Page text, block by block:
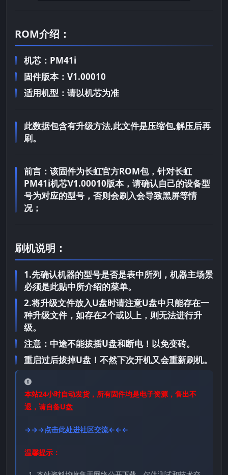
ROM介绍：
机芯：PM41i
固件版本：V1.00010
适用机型：请以机芯为准
此数据包含有升级方法,此文件是压缩包,解压后再
刷。
前言： 该固件为长虹官方ROM包，针对长虹
PM41i机芯V1.00010版本，请确认自己的设备型
号为对应的型号，否则会刷入会导致黑屏等情
况；
刷机说明：
1.先确认机器的型号是否是表中所列，机器主场景
必须是此贴中所介绍的菜单。
2.将升级文件放入U盘时请注意U盘中只能存在一
种升级文件，如存在2个或以上，则无法进行升
级。
注意：中途不能拔插U盘和断电！以免变砖。
重启过后拔掉U盘！不然下次开机又会重新刷机。
本站24小时自动发货，所有固件均是电子资源，售出不
退，请自备U盘
→→→点击此处进社区交流←←←
温馨提示：